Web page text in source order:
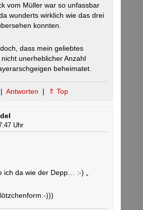
vom Müller war so unfassbar
wunderts wirklich wie das drei
konnten.
dass mein geliebtes
unerheblicher Anzahl
beheimatet.
| Antworten | ⇑ Top
Uhr
ich da wie der Depp… :-) „
)))